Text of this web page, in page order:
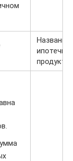
Название
продукта